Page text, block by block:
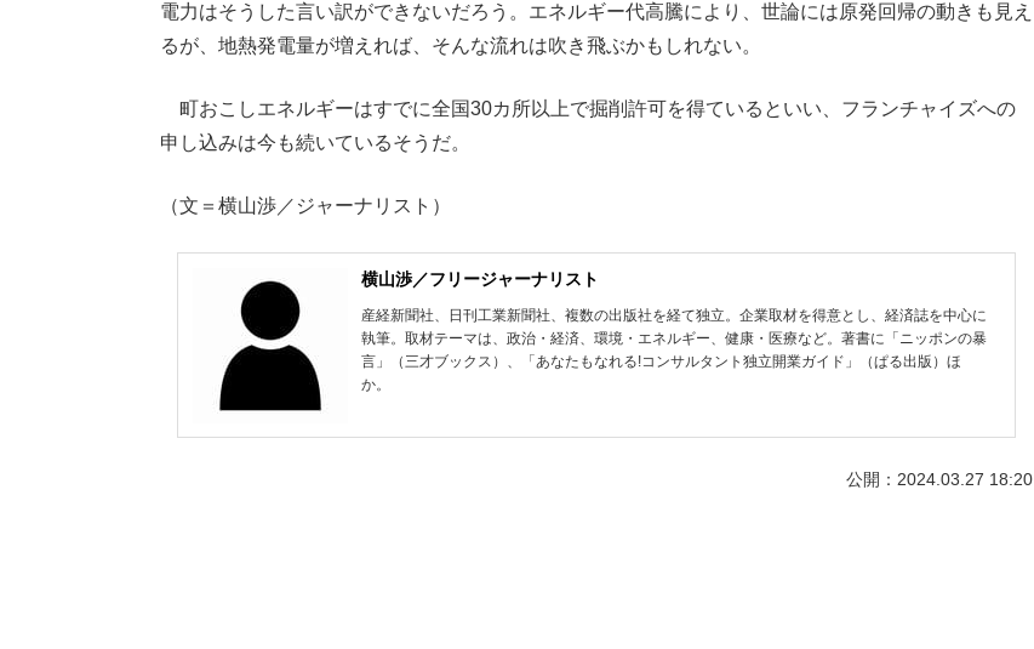
電力はそうした言い訳ができないだろう。エネルギー代高騰により、世論には原発回帰の動きも見え
るが、地熱発電量が増えれば、そんな流れは吹き飛ぶかもしれない。
町おこしエネルギーはすでに全国30カ所以上で掘削許可を得ているといい、フランチャイズへの
申し込みは今も続いているそうだ。
（文＝横山渉／ジャーナリスト）
横山渉／フリージャーナリスト
産経新聞社、日刊工業新聞社、複数の出版社を経て独立。企業取材を得意とし、経済誌を中心に
執筆。取材テーマは、政治・経済、環境・エネルギー、健康・医療など。著書に「ニッポンの暴
言」（三才ブックス）、「あなたもなれる!コンサルタント独立開業ガイド」（ぱる出版）ほ
か。
公開：2024.03.27 18:20